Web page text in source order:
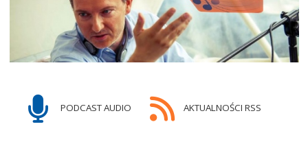
PODCAST AUDIO AKTUALNOŚCI RSS